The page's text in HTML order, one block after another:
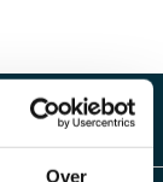
Over